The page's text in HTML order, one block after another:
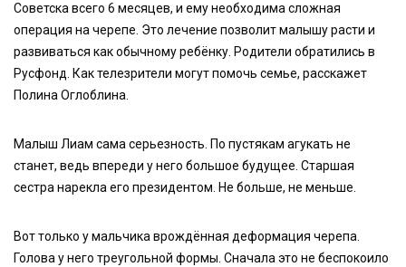
Советска всего 6 месяцев, и ему необходима сложная
операция на черепе. Это лечение позволит малышу расти и
развиваться как обычному ребёнку. Родители обратились в
Русфонд. Как телезрители могут помочь семье, расскажет
Полина Оглоблина.
Малыш Лиам сама серьезность. По пустякам агукать не
станет, ведь впереди у него большое будущее. Старшая
сестра нарекла его президентом. Не больше, не меньше.
Вот только у мальчика врождённая деформация черепа.
Голова у него треугольной формы. Сначала это не беспокоило